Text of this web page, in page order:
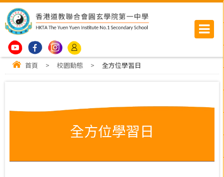
首頁 > 校園動態 > 全方位學習日
全方位學習日